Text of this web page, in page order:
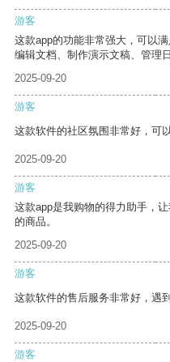
游客
这款app的功能非常强大，可以
编辑文档、制作演示文稿、管理
2025-09-20
游客
这款软件的社区氛围非常好，可
2025-09-20
游客
这款app是我购物的得力助手，
的商品。
2025-09-20
游客
这款软件的售后服务非常好，遇
2025-09-20
游客